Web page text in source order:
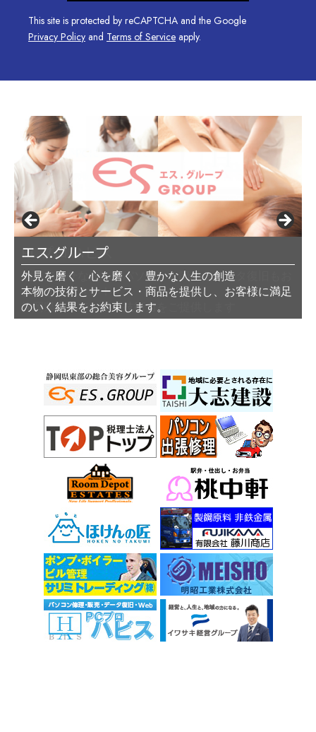
This site is protected by reCAPTCHA and the Google
Privacy Policy and Terms of Service apply.
税理士法人トップ
PCプロ ハビス
エス.グループ
外見を磨く 心を磨く 豊かな人生の創造
本物の技術とサービス・商品を提供し、お客様に満足
のいく結果をお約束します。
サリミトレーディング（株）
イワサキ経営グループ
明昭工業株式会社
ほけんの匠
大志建設
藤川商店
桃中軒
東部不動産開発